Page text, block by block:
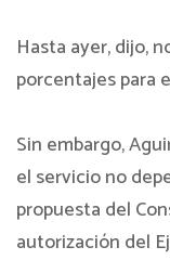
Hasta ayer, dijo,
porcentajes para
Sin embargo,
el servicio no
propuesta del
autorización del